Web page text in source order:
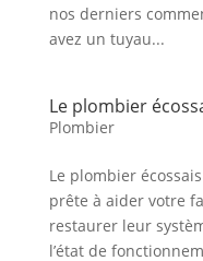
nos derniers
avez un tuyau...
Le plombier
Plombier
Le plombier
prête à aider votre
restaurer leur
l’état de